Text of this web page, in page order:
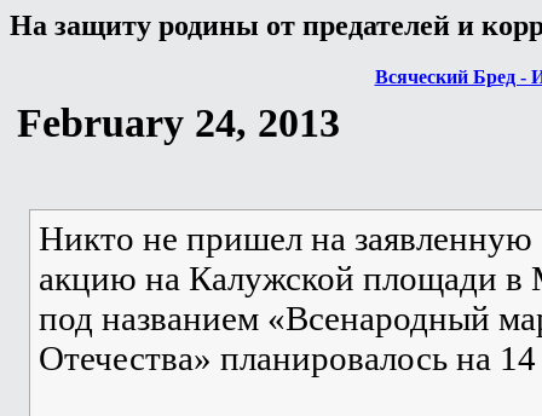
На защиту родины от предателей и
Всяческий Бред -
February 24, 2013
Никто не пришел на
акцию на Калужской площади в
под названием «Всенародный
Отечества» планировалось на